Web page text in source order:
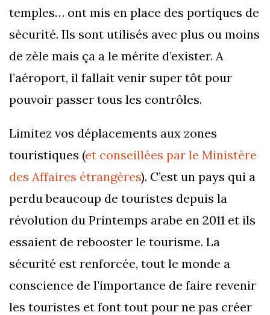
temples… ont mis en place des portiques de
sécurité. Ils sont utilisés avec plus ou moins
de zèle mais ça a le mérite d’exister. A
l’aéroport, il fallait venir super tôt pour
pouvoir passer tous les contrôles.
Limitez vos déplacements aux zones
touristiques (et conseillées par le Ministère
des Affaires étrangères). C’est un pays qui a
perdu beaucoup de touristes depuis la
révolution du Printemps arabe en 2011 et ils
essaient de rebooster le tourisme. La
sécurité est renforcée, tout le monde a
conscience de l’importance de faire revenir
les touristes et font tout pour ne pas créer